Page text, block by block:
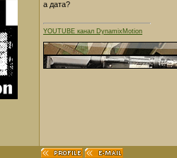
а дата?
YOUTUBE канал DynamixMotion